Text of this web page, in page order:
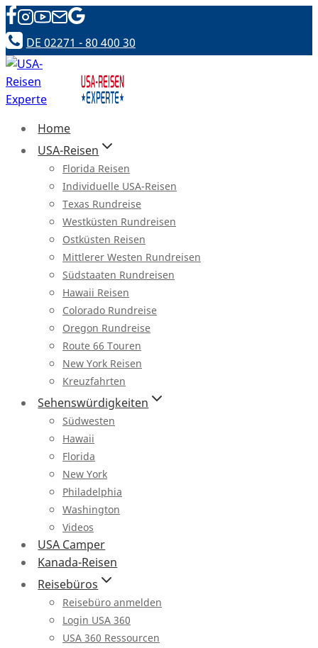
Zum
Inhalt
springen
DE 02271 - 80 400 30
Home
USA-Reisen
Florida Reisen
Individuelle USA-Reisen
Texas Rundreise
Westküsten Rundreisen
Ostküsten Reisen
Mittlerer Westen Rundreisen
Südstaaten Rundreisen
Hawaii Reisen
Colorado Rundreise
Oregon Rundreise
Route 66 Touren
New York Reisen
Kreuzfahrten
Sehenswürdigkeiten
Südwesten
Hawaii
Florida
New York
Philadelphia
Washington
Videos
USA Camper
Kanada-Reisen
Reisebüros
Reisebüro anmelden
Login USA 360
USA 360 Ressourcen